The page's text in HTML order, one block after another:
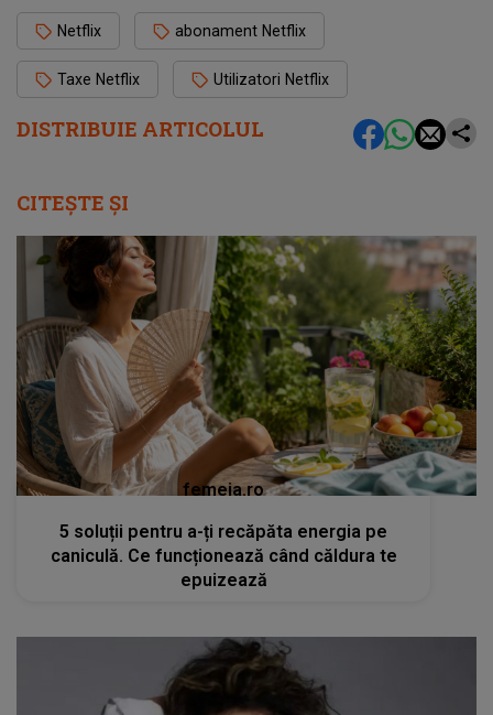
DISTRIBUIE ARTICOLUL
Netflix abonament Netflix
Taxe Netflix Utilizatori Netflix
CITEȘTE ȘI
femeia.ro
5 soluții pentru a-ți recăpăta energia pe
caniculă. Ce funcționează când căldura te
epuizează